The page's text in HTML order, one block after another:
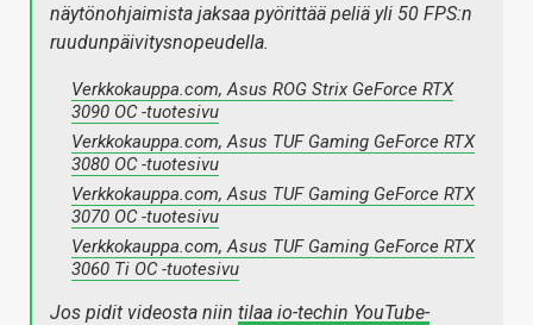
näytönohjaimista jaksaa pyörittää peliä yli 50 FPS:n
ruudunpäivitysnopeudella.
Verkkokauppa.com, Asus ROG Strix GeForce RTX
3090 OC -tuotesivu
Verkkokauppa.com, Asus TUF Gaming GeForce RTX
3080 OC -tuotesivu
Verkkokauppa.com, Asus TUF Gaming GeForce RTX
3070 OC -tuotesivu
Verkkokauppa.com, Asus TUF Gaming GeForce RTX
3060 Ti OC -tuotesivu
Jos pidit videosta niin tilaa io-techin YouTube-